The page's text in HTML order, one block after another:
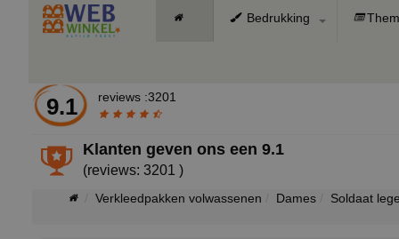
Bedrukking
9.1 reviews :3201
Klanten geven ons een9.1
(reviews: 3201 )
Verkleedpakken volwassenen Dames Soldaat